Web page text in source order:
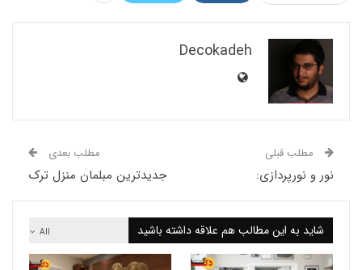
Decokadeh
قبلی مطلب بعدی
جدیدترین مبلمان منزل ترک
به این مطالب هم علاقه داشته باشید